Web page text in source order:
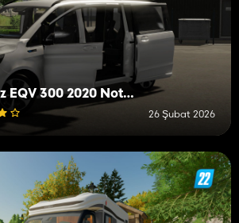
Mercedes-Benz EQV 300 2020 Notarzt
26 Şubat 2026